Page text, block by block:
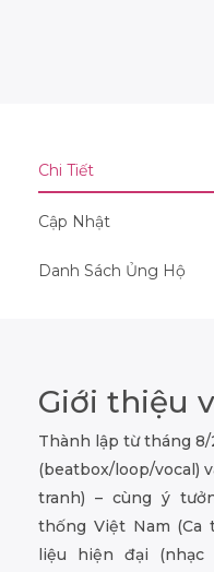
Chi Tiết
Cập Nhật
Danh Sách Ủng Hộ
Giới thiệu
Thành lập từ tháng
(beatbox/loop/vocal)
tranh) – cùng ý
thống Việt Nam (Ca
liệu hiện đại (nhạc